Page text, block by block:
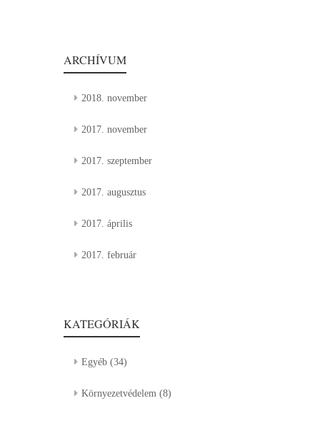
ARCHÍVUM
2018. november
2017. november
2017. szeptember
2017. augusztus
2017. április
2017. február
KATEGÓRIÁK
Egyéb (34)
Környezetvédelem (8)